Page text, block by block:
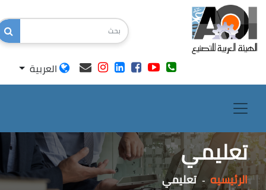
العربية
تعليمي
الرئيسيه تعليمي